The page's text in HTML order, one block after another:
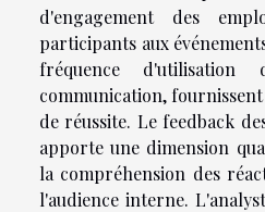
d'engagement des
participants aux
fréquence d'utilisation
communication,
de réussite. Le feedback
apporte une dimension
la compréhension des
l'audience interne.